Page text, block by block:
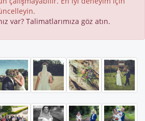
var? Talimatlarımıza göz atın.